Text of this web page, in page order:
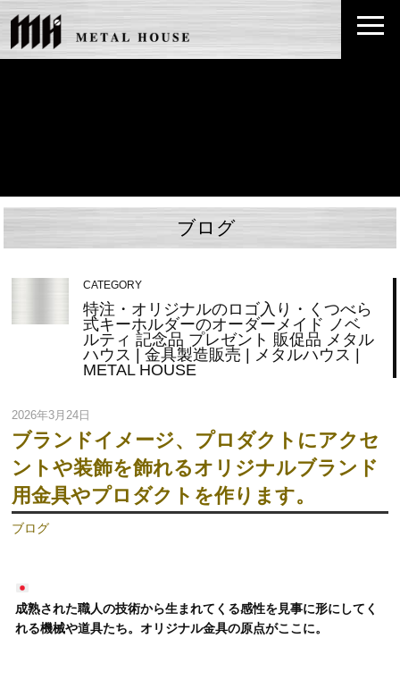
ブログ
CATEGORY
特注・オリジナルのロゴ入り・くつべら
式キーホルダーのオーダーメイド ノベ
ルティ 記念品 プレゼント 販促品 メタル
ハウス | 金具製造販売 | メタルハウス |
METAL HOUSE
2026年3月24日
ブランドイメージ、プロダクトにアクセ
ントや装飾を飾れるオリジナルブランド
用金具やプロダクトを作ります。
ブログ
成熟された職人の技術から生まれてくる感性を見事に形にしてく
れる機械や道具たち。オリジナル金具の原点がここに。